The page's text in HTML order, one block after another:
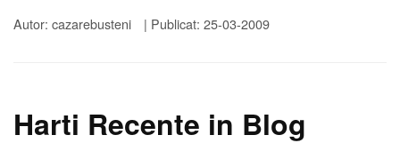
Autor: cazarebusteni | Publicat: 25-03-2009
Harti Recente in Blog